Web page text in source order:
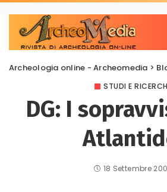
Archeologia online - Archeomedia >
STUDI E
DG: I
18 Settembre